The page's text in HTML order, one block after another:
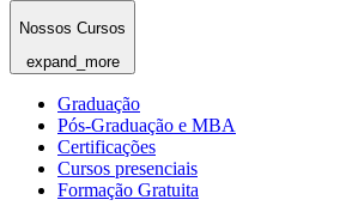
Nossos Cursos
expand_more
Graduação
Pós-Graduação e MBA
Certificações
Cursos presenciais
Formação Gratuita